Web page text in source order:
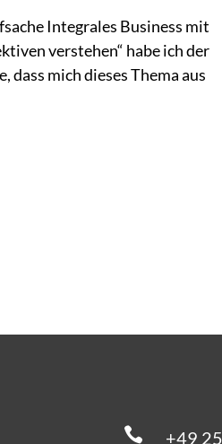
Integrales Business mit
verstehen“ habe ich der
mich dieses Thema aus
 +49